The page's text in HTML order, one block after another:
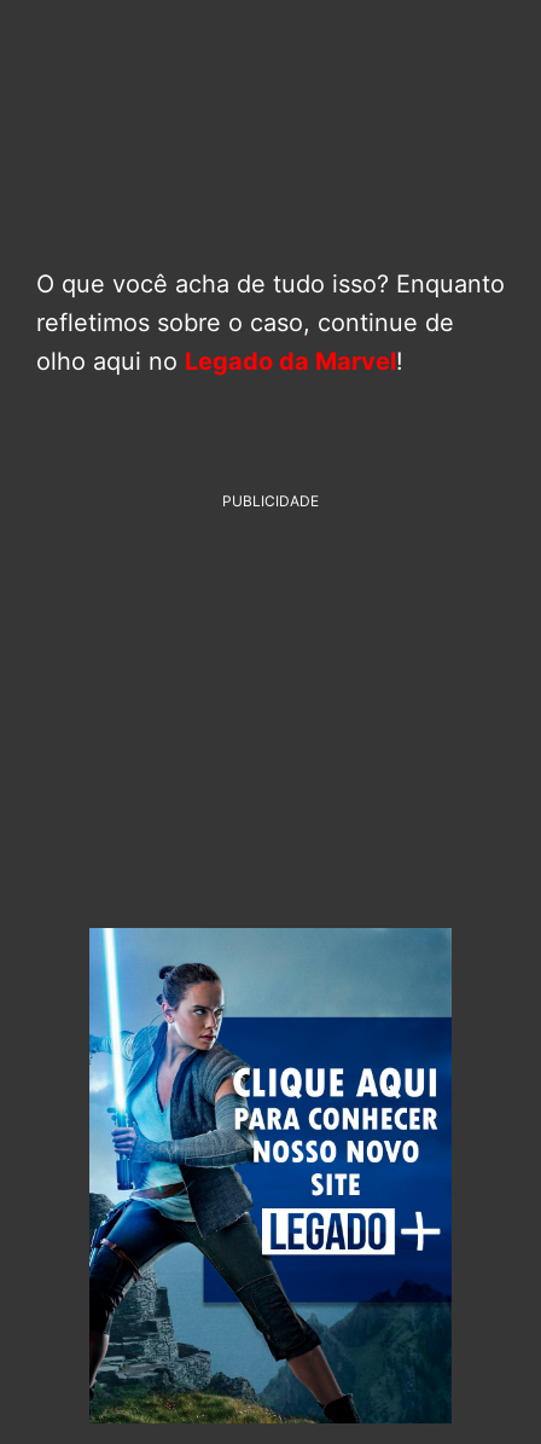
O que você acha de tudo isso? Enquanto
refletimos sobre o caso, continue de
olho aqui no Legado da Marvel!
PUBLICIDADE